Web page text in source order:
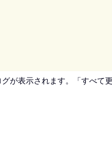
が表示されます。「すべて